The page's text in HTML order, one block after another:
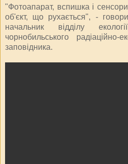
"Фотоапарат, вспишка і
об'єкт, що рухається", -
начальник відділу
чорнобильського радіаційно-
заповідника.